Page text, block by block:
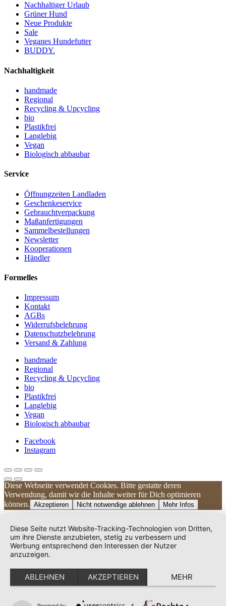
Nachhaltiger Urlaub
Grüner Hund
Neue Produkte
Sale
Veganes Hundefutter
BUDDY.
Nachhaltigkeit
handmade
Regional
Recycling & Upcycling
bio
Plastikfrei
Langlebig
Vegan
Biologisch abbaubar
Service
Öffnungzeiten Landladen
Geschenkeservice
Gebrauchtverpackung
Maßanfertigungen
Sammelbestellungen
Newsletter
Kooperationen
Händler
Formelles
Impressum
Kontakt
AGBs
Widerrufsbelehrung
Datenschutzbelehrung
Versand & Zahlung
handmade
Regional
Recycling & Upcycling
bio
Plastikfrei
Langlebig
Vegan
Biologisch abbaubar
Facebook
Instagram
Diese Webseite verwendet Cookies. Bitte gestatte deren
Verwendung, damit wir die Inhalte weiter für Dich optimieren
können. Akzeptieren Nicht notwendige ablehnen Mehr Infos
bewertet
Kundenbewertungen und Erfahrungen zu
UNIQUE DOG
100%
Empfehlungen auf
ProvenExpert.com
SEHR GUT
4,83 / 5,00
Bewertungen auf
ProvenExpert.com
38
Bewertungen von 2
Diese Seite nutzt Website-Tracking-Technologien von Dritten,
um ihre Dienste anzubieten, stetig zu verbessern und
Werbung entsprechend den Interessen der Nutzer
anzuzeigen.
ABLEHNEN AKZEPTIEREN MEHR